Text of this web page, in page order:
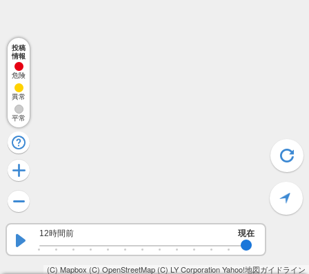
(C) Mapbox (C) OpenStreetMap(C) LY CorporationYahoo!地図ガイドライン
12時間前 現在
投稿
情報
危険
異常
平常